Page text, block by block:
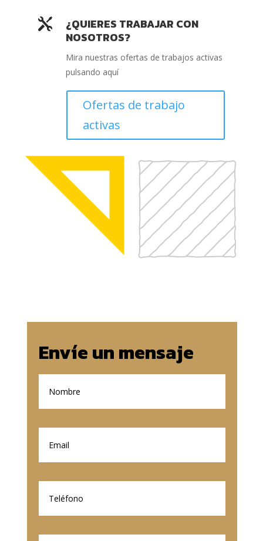

¿QUIERES TRABAJAR CON
NOSOTROS?
Mira nuestras ofertas de trabajos activas
pulsando aquí
Ofertas de trabajo
activas
Envíe un mensaje